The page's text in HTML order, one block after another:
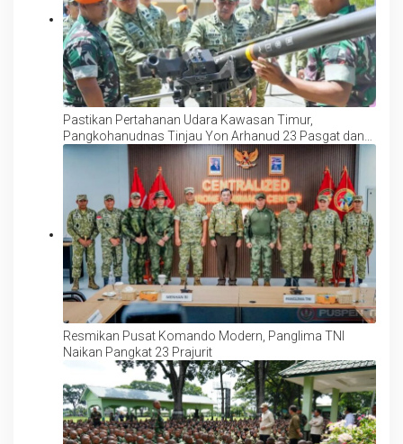
Pastikan Pertahanan Udara Kawasan Timur,
Pangkohanudnas Tinjau Yon Arhanud 23 Pasgat dan
Satrad 208 Takalar
Resmikan Pusat Komando Modern, Panglima TNI
Naikan Pangkat 23 Prajurit